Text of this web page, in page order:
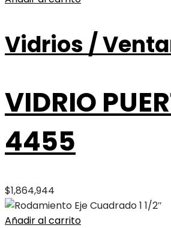
Vidrios /
VIDRIO
4455
$1,864,944
Añadir al carrito